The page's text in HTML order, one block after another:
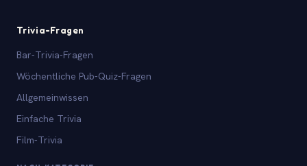
Trivia-Fragen
Bar-Trivia-Fragen
Wöchentliche Pub-Quiz-Fragen
Allgemeinwissen
Einfache Trivia
Film-Trivia